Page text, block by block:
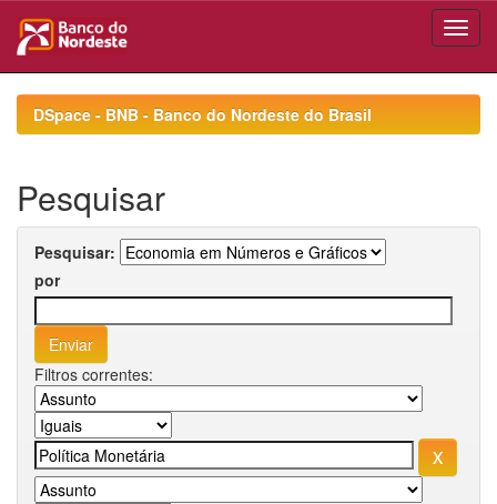
navigationDSpace - BNB - Banco do Nordeste do Brasil
Pesquisar
Pesquisar:
por
Filtros correntes: